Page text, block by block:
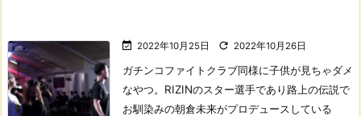
 2022年10月25日  2022年10月26日
ガチンコファイトクラブ同様に子供が見ちゃダメ
なやつ。 RIZINのスター選手であり路上の伝説で
お馴染みの朝倉未来がプロデュースしている